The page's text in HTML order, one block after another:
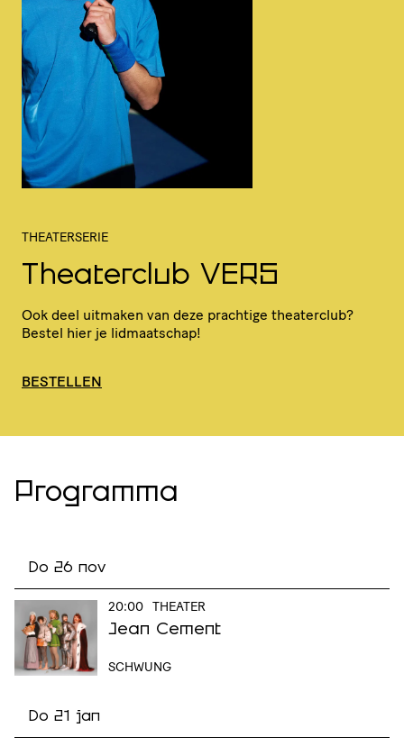
THEATERSERIE
Theaterclub VERS
Ook deel uitmaken van deze prachtige theaterclub?
Bestel hier je lidmaatschap!
BESTELLEN
Programma
Do 26 nov
20:00 THEATER
Jean Cement
SCHWUNG
Do 21 jan